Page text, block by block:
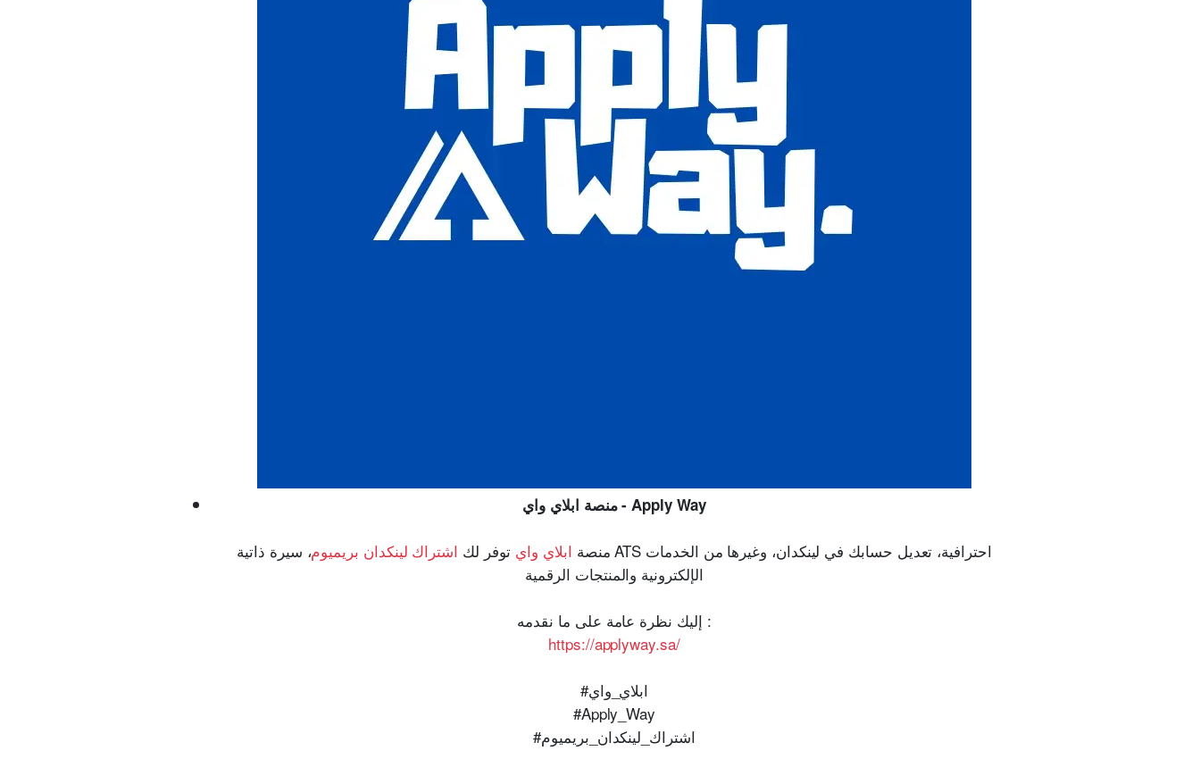
منصة ابلاي واي - Apply Way
منصة ابلاي واي توفر لك اشتراك لينكدان بريميوم، سيرة ذاتية ATS احترافية، تعديل حسابك في لينكدان، وغيرها من الخدمات
الإلكترونية والمنتجات الرقمية
إليك نظرة عامة على ما نقدمه :
https://applyway.sa/
#ابلاي_واي
#Apply_Way
#اشتراك_لينكدان_بريميوم